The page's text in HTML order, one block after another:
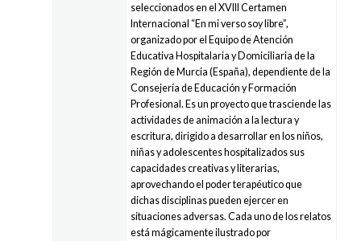
seleccionados en el XVIII Certamen
Internacional “En mi verso soy libre”,
organizado por el Equipo de Atención
Educativa Hospitalaria y Domiciliaria de la
Región de Murcia (España), dependiente de la
Consejería de Educación y Formación
Profesional. Es un proyecto que trasciende las
actividades de animación a la lectura y
escritura, dirigido a desarrollar en los niños,
niñas y adolescentes hospitalizados sus
capacidades creativas y literarias,
aprovechando el poder terapéutico que
dichas disciplinas pueden ejercer en
situaciones adversas. Cada uno de los relatos
está mágicamente ilustrado por